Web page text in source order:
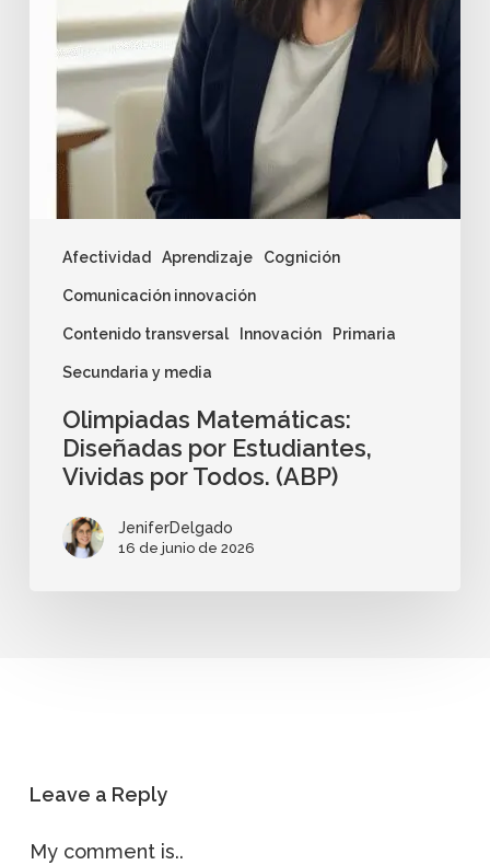
Afectividad Aprendizaje Cognición
Comunicación innovación
Contenido transversal Innovación Primaria
Secundaria y media
Olimpiadas Matemáticas:
Diseñadas por Estudiantes,
Vividas por Todos. (ABP)
JeniferDelgado
16 de junio de 2026
Leave a Reply
My comment is..